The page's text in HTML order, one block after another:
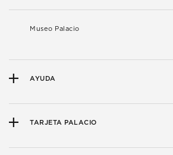
Museo Palacio
AYUDA
TARJETA PALACIO